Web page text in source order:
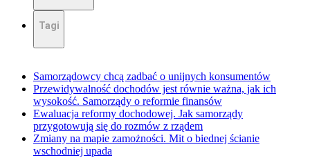
Tagi
Samorządowcy chcą zadbać o unijnych konsumentów
Przewidywalność dochodów jest równie ważna, jak ich
wysokość. Samorządy o reformie finansów
Ewaluacja reformy dochodowej. Jak samorządy
przygotowują się do rozmów z rządem
Zmiany na mapie zamożności. Mit o biednej ścianie
wschodniej upada